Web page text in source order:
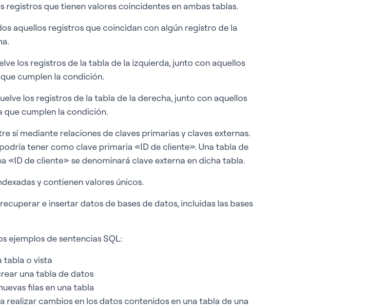
registros que tienen valores coincidentes en ambas tablas.
aquellos registros que coincidan con algún registro de la
los registros de la tabla de la izquierda, junto con aquellos
cumplen la condición.
los registros de la tabla de la derecha, junto con aquellos
que cumplen la condición.
sí mediante relaciones de claves primarias y claves externas.
tener como clave primaria «ID de cliente». Una tabla de
«ID de cliente» se denominará clave externa en dicha tabla.
y contienen valores únicos.
e insertar datos de bases de datos, incluidas las bases
ejemplos de sentencias SQL:
tabla o vista
una tabla de datos
filas en una tabla
realizar cambios en los datos contenidos en una tabla de una